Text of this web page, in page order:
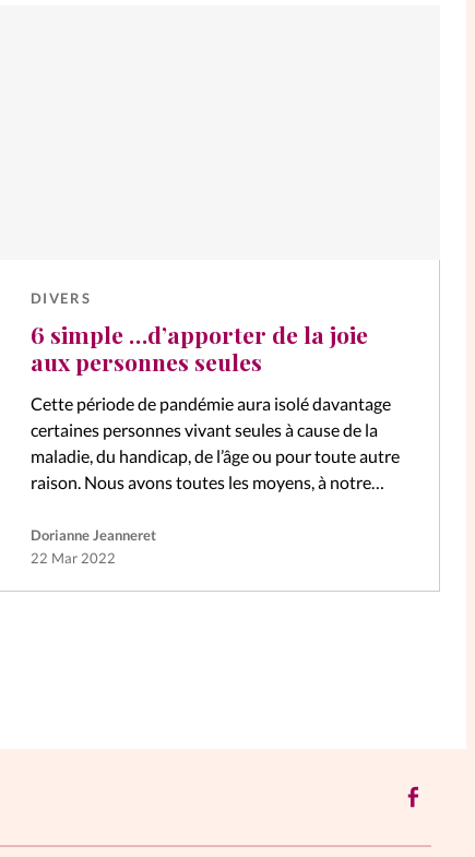
DIVERS
6 simple …d’apporter de la joie
aux personnes seules
Cette période de pandémie aura isolé davantage
certaines personnes vivant seules à cause de la
maladie, du handicap, de l’âge ou pour toute autre
raison. Nous avons toutes les moyens, à notre
Dorianne Jeanneret
22 Mar 2022